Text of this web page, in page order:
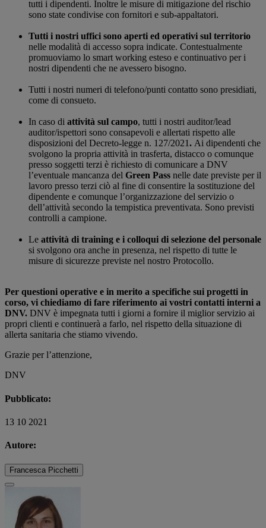
tutti i dipendenti. Inoltre le misure di mitigazione del rischio
sono state condivise con fornitori e sub-appaltatori.
Tutti i nostri uffici sono aperti ed operativi sul territorio
nelle modalità di accesso sopra indicate. Contestualmente
promuoviamo lo smart working esteso e continuativo per i
nostri dipendenti che ne avessero bisogno.
Tutti i nostri numeri di telefono/punti contatto sono presidiati,
come di consueto.
In caso di attività sul campo, tutti i nostri auditor/lead
auditor/ispettori sono consapevoli e allertati rispetto alle
disposizioni del Decreto-legge n. 127/2021. Ai dipendenti che
svolgono la propria attività in trasferta, distacco o comunque
presso soggetti terzi è richiesto di comunicare a DNV
l’eventuale mancanza del Green Pass nelle date previste per il
lavoro presso terzi ciò al fine di consentire la sostituzione del
dipendente e comunque l’organizzazione del servizio o
dell’attività secondo la tempistica preventivata. Sono previsti
controlli a campione.
Le attività di training e i colloqui di selezione del personale
si svolgono ora anche in presenza, nel rispetto di tutte le
misure di sicurezze previste nel nostro Protocollo.
Per questioni operative e in merito a specifiche sui progetti in
corso, vi chiediamo di fare riferimento ai vostri contatti interni a
DNV. DNV è impegnata tutti i giorni a fornire il miglior servizio ai
propri clienti e continuerà a farlo, nel rispetto della situazione di
allerta sanitaria che stiamo vivendo.
Grazie per l’attenzione,
DNV
Pubblicato:
13 10 2021
Autore:
Francesca Picchetti